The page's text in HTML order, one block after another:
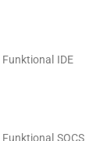
Funktional IDE
Funktional SOCS